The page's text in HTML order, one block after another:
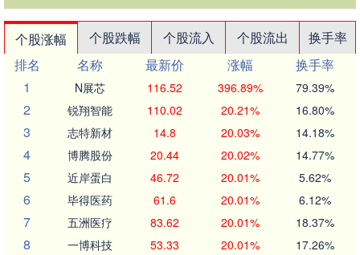
个股涨幅 个股跌幅 个股流入 个股流出
换手率
排名
名称 最新价 涨幅
换手率
1
N展芯 116.52 396.89% 79.39%
2 锐翔智能 110.02 20.21% 16.80%
3 志特新材 14.8 20.03% 14.18%
4 博腾股份 20.44 20.02% 14.77%
5 近岸蛋白 46.72 20.01% 5.62%
6 毕得医药 61.6 20.01% 6.12%
7 五洲医疗 83.62 20.01% 18.37%
8 一博科技 53.33 20.01% 17.26%